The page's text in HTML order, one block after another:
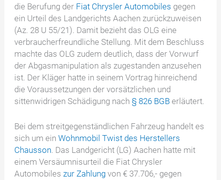
die Berufung der Fiat Chrysler Automobiles gegen
ein Urteil des Landgerichts Aachen zurückzuweisen
(Az. 28 U 55/21). Damit bezieht das OLG eine
verbraucherfreundliche Stellung. Mit dem Beschluss
machte das OLG zudem deutlich, dass der Vorwurf
der Abgasmanipulation als zugestanden anzusehen
ist. Der Kläger hatte in seinem Vortrag hinreichend
die Voraussetzungen der vorsätzlichen und
sittenwidrigen Schädigung nach § 826 BGB erläutert.
Bei dem streitgegenständlichen Fahrzeug handelt es
sich um einWohnmobil Twist des Herstellers
Chausson. Das Landgericht (LG) Aachen hatte mit
einem Versäumnisurteil die Fiat Chrysler
Automobileszur Zahlung von € 37.706,- gegen